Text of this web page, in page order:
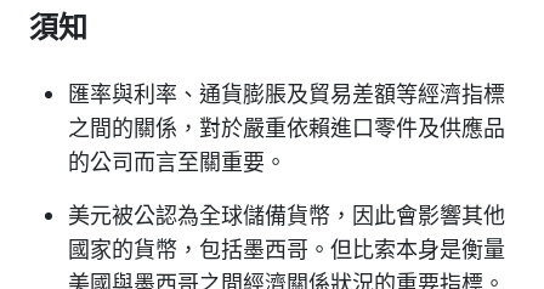
須知
匯率與利率、通貨膨脹及貿易差額等經濟指標
之間的關係，對於嚴重依賴進口零件及供應品
的公司而言至關重要。
美元被公認為全球儲備貨幣，因此會影響其他
國家的貨幣，包括墨西哥。但比索本身是衡量